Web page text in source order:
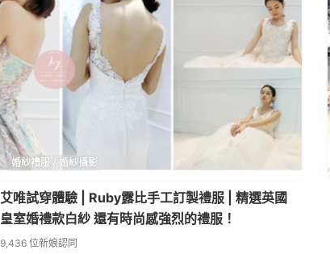
婚紗禮服 / 婚紗攝影
艾唯試穿體驗 | Ruby露比手工訂製禮服 | 精選英國
皇室婚禮款白紗 還有時尚感強烈的禮服！
9,436 位新娘認同